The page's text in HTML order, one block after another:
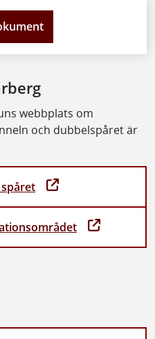
webbplats om
och dubbelspåret är